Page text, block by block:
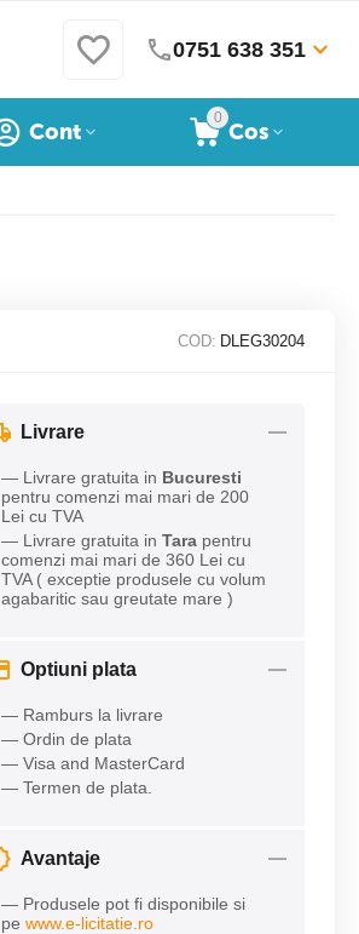
0751 638 351
0
Cos
Cont
COD: DLEG30204
Livrare
— Livrare gratuita in Bucuresti
pentru comenzi mai mari de 200
Lei cu TVA
— Livrare gratuita in Tara pentru
comenzi mai mari de 360 Lei cu
TVA ( exceptie produsele cu volum
agabaritic sau greutate mare )
Optiuni plata
— Ramburs la livrare
— Ordin de plata
— Visa and MasterCard
— Termen de plata.
Avantaje
— Produsele pot fi disponibile si
pe www.e-licitatie.ro